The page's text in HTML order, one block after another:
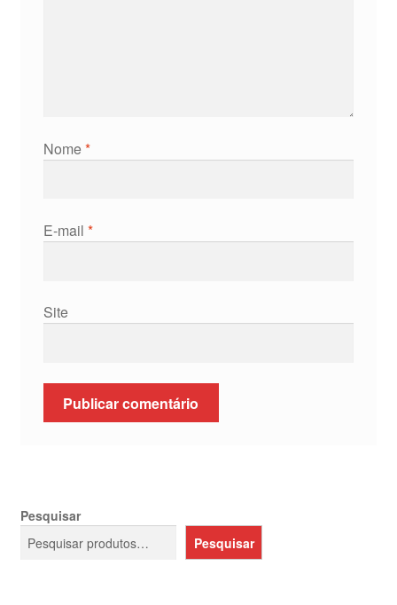
Nome*
E-mail *
Site
Pesquisar
Pesquisar